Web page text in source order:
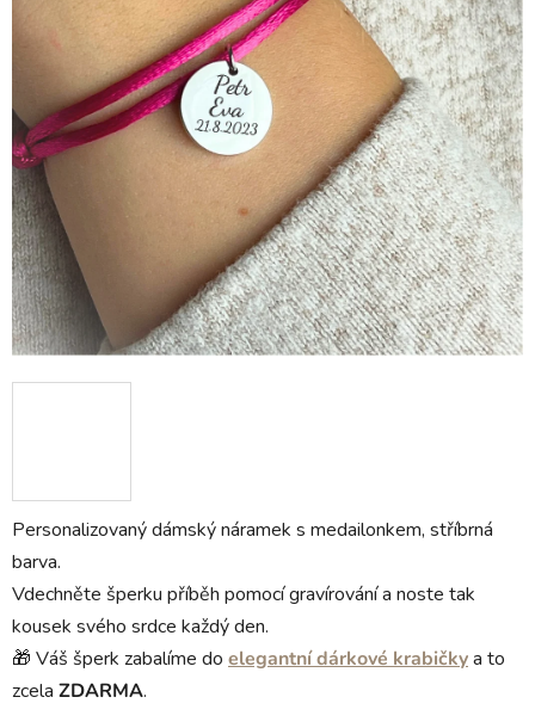
Personalizovaný dámský náramek s medailonkem, stříbrná
barva.
Vdechněte šperku příběh pomocí gravírování a noste tak
kousek svého srdce každý den.
🎁 Váš šperk zabalíme do elegantní dárkové krabičkya to
zcela ZDARMA.